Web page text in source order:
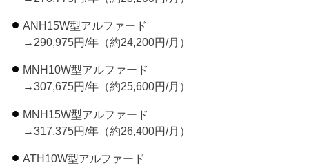
ANH15W型アルファード
→290,975円/年（約24,200円/月）
MNH10W型アルファード
→307,675円/年（約25,600円/月）
MNH15W型アルファード
→317,375円/年（約26,400円/月）
ATH10W型アルファード